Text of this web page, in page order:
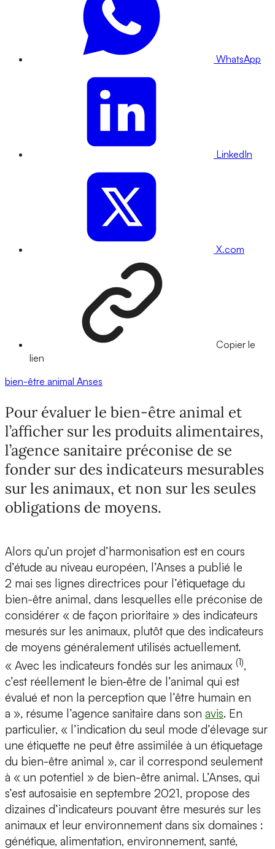
WhatsApp
LinkedIn
X.com
Copier le
lien
bien-être animal Anses
Pour évaluer le bien-être animal et
l’afficher sur les produits alimentaires,
l’agence sanitaire préconise de se
fonder sur des indicateurs mesurables
sur les animaux, et non sur les seules
obligations de moyens.
Alors qu’un projet d’harmonisation est en cours
d’étude au niveau européen, l’Anses a publié le
2 mai ses lignes directrices pour l’étiquetage du
bien-être animal, dans lesquelles elle préconise de
considérer « de façon prioritaire » des indicateurs
mesurés sur les animaux, plutôt que des indicateurs
de moyens généralement utilisés actuellement.
« Avec les indicateurs fondés sur les animaux (1),
c’est réellement le bien‑être de l’animal qui est
évalué et non la perception que l’être humain en
a », résume l’agence sanitaire dans son avis. En
particulier, « l’indication du seul mode d’élevage sur
une étiquette ne peut être assimilée à un étiquetage
du bien-être animal », car il correspond seulement
à « un potentiel » de bien-être animal. L’Anses, qui
s’est autosaisie en septembre 2021, propose des
dizaines d’indicateurs pouvant être mesurés sur les
animaux et leur environnement dans six domaines :
génétique, alimentation, environnement, santé,